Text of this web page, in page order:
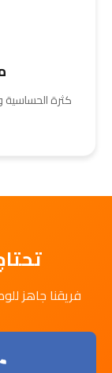
كثرة الحساسية
فريقنا جاهز